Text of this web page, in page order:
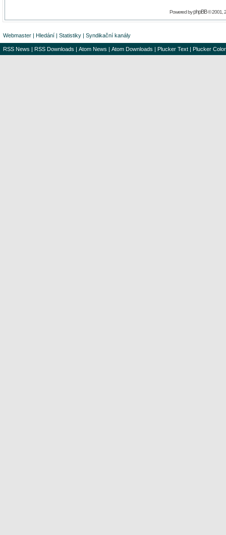
Powered byphpBB© 2001,
Webmaster | Hledání | Statistiky | Syndikační kanály
RSS News | RSS Downloads | Atom News | Atom Downloads | Plucker Text | Plucker Color